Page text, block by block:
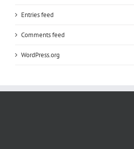
Entries feed
Comments feed
WordPress.org